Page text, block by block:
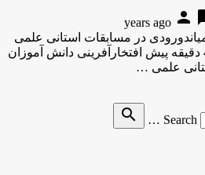
person
در مسابقات استانی علمی
کاربردیباشگاه خبرنگاران-48 دقیقه پیش افتخارآفرینی دانش آموزان
علمی …
Search …
search